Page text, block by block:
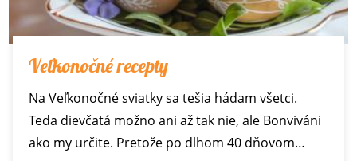
Veľkonočné recepty
Na Veľkonočné sviatky sa tešia hádam všetci.
Teda dievčatá možno ani až tak nie, ale Bonviváni
ako my určite. Pretože po dlhom 40 dňovom…